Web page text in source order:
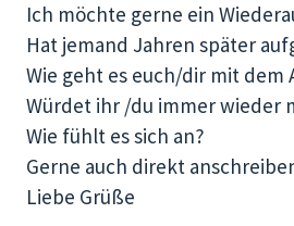
Ich möchte gerne ein
Hat jemand Jahren später
Wie geht es euch/dir mit dem
Würdet ihr /du immer wieder
Wie fühlt es sich an?
Gerne auch direkt
Liebe Grüße